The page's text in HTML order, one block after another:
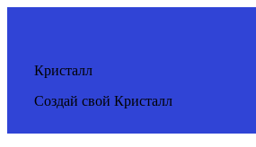
Кристалл
Создай свой Кристалл